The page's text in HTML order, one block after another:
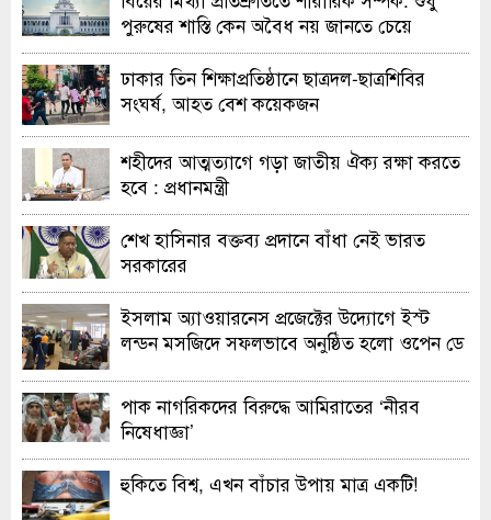
পুরুষের শাস্তি কেন অবৈধ নয় জানতে চেয়ে
হাইকোর্টের রুল
ঢাকার তিন শিক্ষাপ্রতিষ্ঠানে ছাত্রদল-ছাত্রশিবির
সংঘর্ষ, আহত বেশ কয়েকজন
শহীদের আত্মত্যাগে গড়া জাতীয় ঐক্য রক্ষা করতে
হবে : প্রধানমন্ত্রী
শেখ হাসিনার বক্তব্য প্রদানে বাঁধা নেই ভারত
সরকারের
ইসলাম অ্যাওয়ারনেস প্রজেক্টের উদ্যোগে ইস্ট
লন্ডন মসজিদে সফলভাবে অনুষ্ঠিত হলো ওপেন ডে
পাক নাগরিকদের বিরুদ্ধে আমিরাতের ‘নীরব
নিষেধাজ্ঞা’
হুকিতে বিশ্ব, এখন বাঁচার উপায় মাত্র একটি!